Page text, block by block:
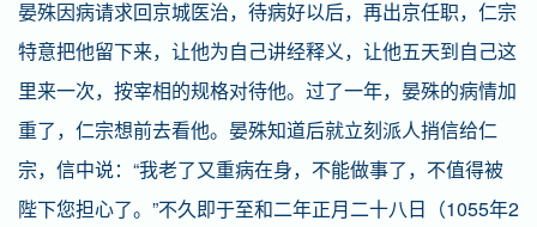
晏殊因病请求回京城医治，待病好以后，再出京任职，仁宗
特意把他留下来，让他为自己讲经释义，让他五天到自己这
里来一次，按宰相的规格对待他。过了一年，晏殊的病情加
重了，仁宗想前去看他。晏殊知道后就立刻派人捎信给仁
宗，信中说：“我老了又重病在身，不能做事了，不值得被
陛下您担心了。”不久即于至和二年正月二十八日（1055年2